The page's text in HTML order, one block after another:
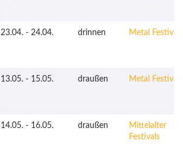
23.04. - 24.04. drinnen Metal Festivals
13.05. - 15.05. draußen Metal Festivals
14.05. - 16.05. draußen
Mittelalter
Festivals